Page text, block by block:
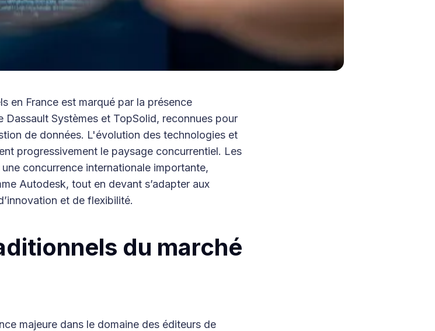
en France est marqué par la présence
Systèmes et TopSolid, reconnues pour
de données. L'évolution des technologies et
progressivement le paysage concurrentiel. Les
concurrence internationale importante,
Autodesk, tout en devant s’adapter aux
et de flexibilité.
du marché
majeure dans le domaine des éditeurs de